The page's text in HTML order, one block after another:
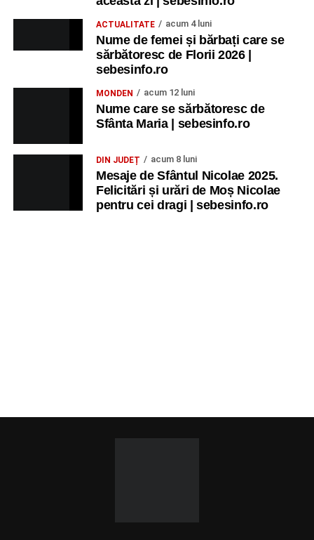
ACTUALITATE acum 4 luni
Nume de femei și bărbați care se
sărbătoresc de Florii 2026 |
sebesinfo.ro
MONDEN acum 12 luni
Nume care se sărbătoresc de
Sfânta Maria | sebesinfo.ro
DIN JUDEȚ acum 8 luni
Mesaje de Sfântul Nicolae 2025.
Felicitări și urări de Moș Nicolae
pentru cei dragi | sebesinfo.ro